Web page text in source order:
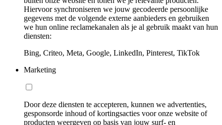
Hiervoor synchroniseren we jouw gecodeerde persoonlijke
gegevens met de volgende externe aanbieders en gebruiken
we hun online reclamekanalen als je al gebruik maakt van hun
diensten:
Bing, Criteo, Meta, Google, LinkedIn, Pinterest, TikTok
Marketing
Door deze diensten te accepteren, kunnen we advertenties,
gesponsorde inhoud of kortingsacties voor onze website of
producten weergeven op basis van jouw surf- en